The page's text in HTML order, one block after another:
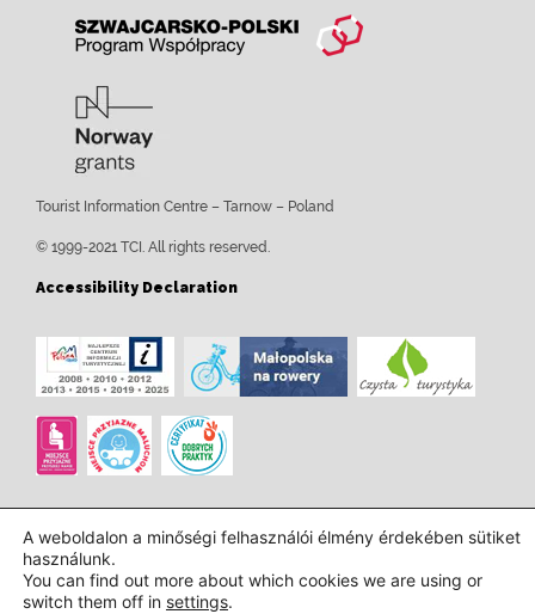
Tourist Information Centre – Tarnow – Poland
© 1999-2021 TCI. All rights reserved.
Accessibility Declaration
Tervezés és kivitelezés:InTechHouse.com
A weboldalon a minőségi felhasználói élmény érdekében sütiket
használunk.
You can find out more about which cookies we are using or
switch them off in settings.